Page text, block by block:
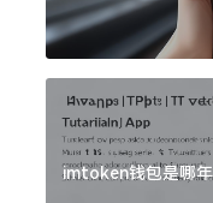
imtoken钱包是哪